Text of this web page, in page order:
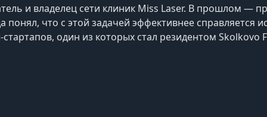
и владелец сети клиник Miss Laser. В прошлом —
понял, что с этой задачей эффективнее справляется
один из которых стал резидентом Skolkovo
с аудиторией более миллиона
человек, а сегодня вместе с п